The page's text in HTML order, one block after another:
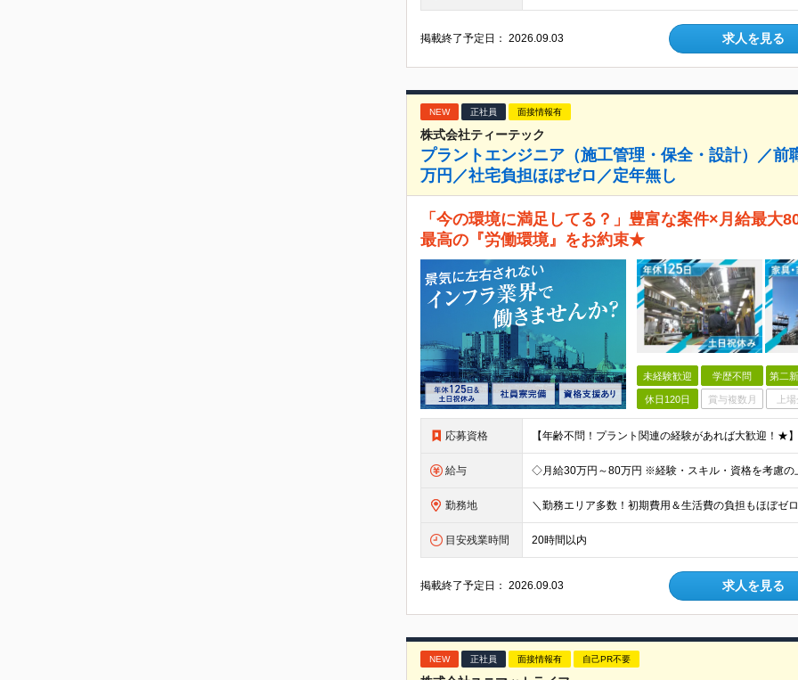
掲載終了予定日：2026.09.03 求人を見る
NEW 正社員 面接情報有
株式会社ティーテック
プラントエンジニア（施工管理・保全・設計）／前
万円／社宅負担ほぼゼロ／定年無し
「今の環境に満足してる？」豊富な案件×月給最大
最高の『労働環境』をお約束★
未経験歓迎 学歴不問 第二
休日120日 賞与複数月 上
応募資格
給与 ◇月給30万円～80万円 ※経験・スキル・資格を考慮の
勤務地
目安残業時間 20時間以内
掲載終了予定日：2026.09.03 求人を見る
NEW 正社員 面接情報有 自己PR不要